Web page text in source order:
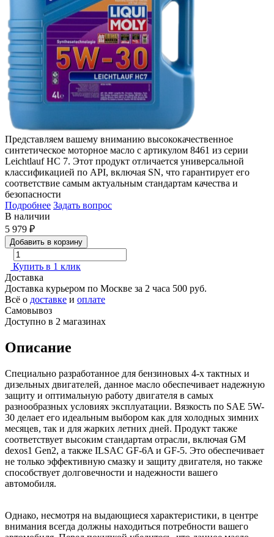
Представляем вашему вниманию высококачественное
синтетическое моторное масло с артикулом 8461 из серии
Leichtlauf HC 7. Этот продукт отличается универсальной
классификацией по API, включая SN, что гарантирует его
соответствие самым актуальным стандартам качества и
безопасности
Подробнее Задать вопрос
В наличии
5 979 ₽
Добавить в корзину
Купить в 1 клик
Доставка
Доставка курьером по Москве за 2 часа 500 руб.
Всё о доставке и оплате
Самовывоз
Доступно в 2 магазинах
Описание
Специально разработанное для бензиновых 4-х тактных и
дизельных двигателей, данное масло обеспечивает надежную
защиту и оптимальную работу двигателя в самых
разнообразных условиях эксплуатации. Вязкость по SAE 5W-
30 делает его идеальным выбором как для холодных зимних
месяцев, так и для жарких летних дней. Продукт также
соответствует высоким стандартам отрасли, включая GM
dexos1 Gen2, а также ILSAC GF-6A и GF-5. Это обеспечивает
не только эффективную смазку и защиту двигателя, но также
способствует долговечности и надежности вашего
автомобиля.
Однако, несмотря на выдающиеся характеристики, в центре
внимания всегда должны находиться потребности вашего